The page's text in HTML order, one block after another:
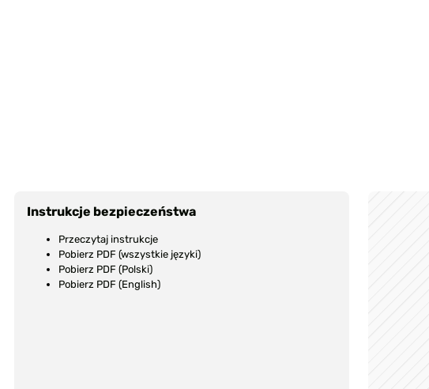
Instrukcje bezpieczeństwa
Przeczytaj instrukcje
Pobierz PDF (wszystkie języki)
Pobierz PDF (Polski)
Pobierz PDF (English)